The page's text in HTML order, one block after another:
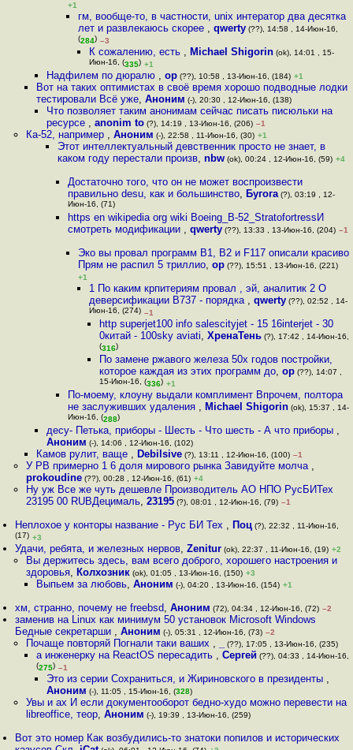
+1
гм, вообще-то, в частности, unix интератор два десятка
лет и развлекаюсь скорее ,qwerty (??), 14:58 , 14-Июн-16,
(284) –3
К сожалению, есть , Michael Shigorin(ok), 14:01 , 15-
Июн-16, (335) +1
Надфилем по дюралю ,op (??), 10:58 , 13-Июн-16, (184) +1
Вот на таких оптимистах в своё время хорошо подводные лодки
тестировали Всё уже, Аноним (-), 20:30 , 12-Июн-16, (138)
Что позволяет таким анонимам сейчас писать писюльки на
ресурсе ,anonim to (?), 14:19 , 13-Июн-16, (206) –1
Ка-52, например , Аноним (-), 22:58 , 11-Июн-16, (30) +1
Этот интеллектуальный девственник просто не знает, в
каком году перестали произв, nbw(ok), 00:24 , 12-Июн-16, (59) +4
Достаточно того, что он не может воспроизвести
правильно desu, как и большинство, Бугога(?), 03:19 , 12-
Июн-16, (71)
https en wikipedia org wiki Boeing_B-52_StratofortressИ
смотреть модификации , qwerty(??), 13:33 , 13-Июн-16, (204) –1
Эко вы провал программ B1, B2 и F117 описали красиво
Прям не распил 5 триллио,op (??), 15:51 , 13-Июн-16, (221)
+1
1 По каким крпитериям провал , эй, аналитик 2 О
деверсификации B737 - порядка , qwerty(??), 02:52 , 14-
Июн-16, (274) –1
http superjet100 info salescityjet - 15 16interjet - 30
0китай - 100sky aviati, ХренаТень(?), 17:42 , 14-Июн-16,
(316)
По замене ржавого железа 50х годов постройки,
которое каждая из этих программ до, op(??), 14:07 ,
15-Июн-16, (336) +1
По-моему, клоуну выдали комплимент Впрочем, полтора
не заслуживших удаления , Michael Shigorin(ok), 15:37 , 14-
Июн-16, (288)
десу- Петька, приборы - Шесть - Что шесть - А что приборы ,
Аноним (-), 14:06 , 12-Июн-16, (102)
Камов рулит, ваще , Debilsive(?), 13:11 , 12-Июн-16, (100) –1
У РВ примерно 1 6 доля мирового рынка Завидуйте молча ,
prokoudine(??), 00:28 , 12-Июн-16, (61) +4
Ну уж Все же чуть дешевле Производитель АО НПО РусБИТех
23195 00 RUBДецималь, 23195(?), 08:01 , 12-Июн-16, (79) –1
Неплохое у конторы название - Рус БИ Тех , Поц (?), 22:32 , 11-Июн-16,
(17) +3
Удачи, ребята, и железных нервов,Zenitur (ok), 22:37 , 11-Июн-16, (19) +2
Вы держитесь здесь, вам всего доброго, хорошего настроения и
здоровья, Колхозник(ok), 01:05 , 13-Июн-16, (150) +3
Выпьем за любовь, Аноним (-), 04:20 , 13-Июн-16, (154) +1
хм, странно, почему не freebsd,Аноним (72), 04:34 , 12-Июн-16, (72) –2
заменив на Linux как минимум 50 установок Microsoft Windows
Бедные секретарши ,Аноним (-), 05:31 , 12-Июн-16, (73) –2
Почаще повторяй Погнали таки ваших , (??), 17:05 , 13-Июн-16, (235)
а инженерку на ReactOS пересадить , Сергей (??), 04:33 , 14-Июн-16,
(275) –1
Это из серии Сохраниться, и Жириновского в президенты ,
Аноним (-), 11:05 , 15-Июн-16, (328)
Увы и ах И если документооборот бедно-худо можно перевести на
libreoffice, теор, Аноним (-), 19:39 , 13-Июн-16, (259)
Вот это номер Как возбудились-то знатоки попилов и исторических